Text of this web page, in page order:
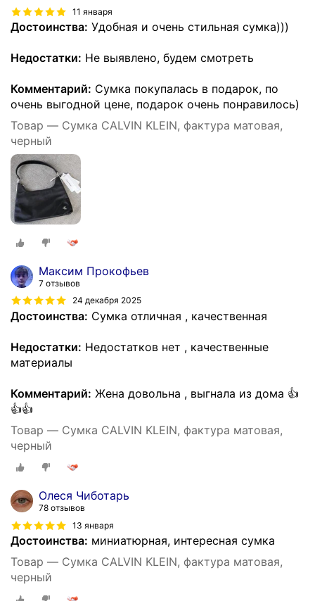
11 января
Достоинства: Удобная и очень стильная сумка)))
Недостатки: Не выявлено, будем смотреть
Комментарий: Сумка покупалась в подарок, по
очень выгодной цене, подарок очень понравилось)
Товар — Сумка CALVIN KLEIN, фактура матовая,
черный
Максим Прокофьев
7 отзывов
24 декабря 2025
Достоинства: Сумка отличная , качественная
Недостатки: Недостатков нет , качественные
материалы
Комментарий: Жена довольна , выгнала из дома 👍
👍👍
Товар — Сумка CALVIN KLEIN, фактура матовая,
черный
Олеся Чиботарь
78 отзывов
13 января
Достоинства: миниатюрная, интересная сумка
Товар — Сумка CALVIN KLEIN, фактура матовая,
черный